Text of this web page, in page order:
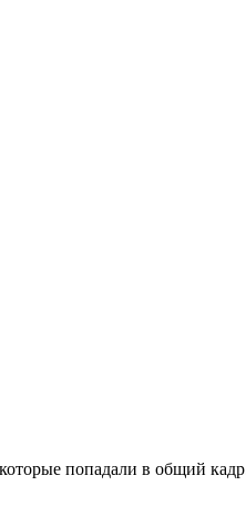
попадали в общий